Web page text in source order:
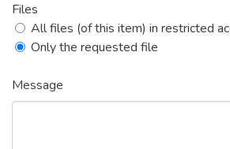
Files
All files (of this item) in restricted
Only the requested file
Message